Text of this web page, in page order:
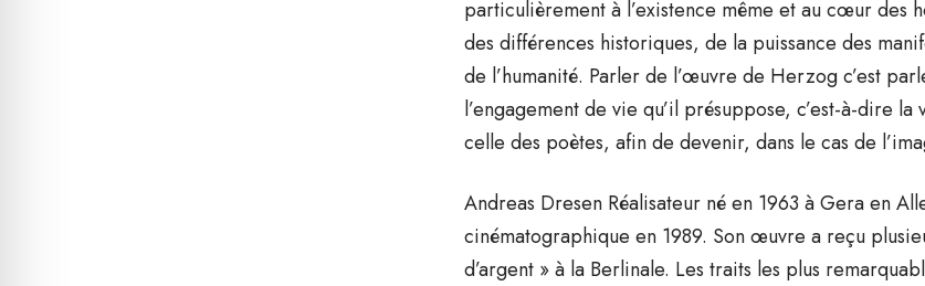
particulièrement à l’existence même et au cœur des
des différences historiques, de la puissance des
de l’humanité. Parler de l’œuvre de Herzog c’est
l’engagement de vie qu’il présuppose, c’est-à-dire
celle des poètes, afin de devenir, dans le cas de
Andreas Dresen Réalisateur né en 1963 à Gera en
cinématographique en 1989. Son œuvre a reçu
d’argent » à la Berlinale. Les traits les plus